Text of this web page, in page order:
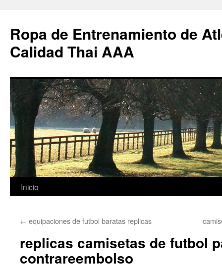
Ropa de Entrenamiento de
Calidad Thai AAA
Saltar
contenido
Inicio
← equipaciones de futbol baratas replicas
replicas camisetas de futbol
contrareembolso